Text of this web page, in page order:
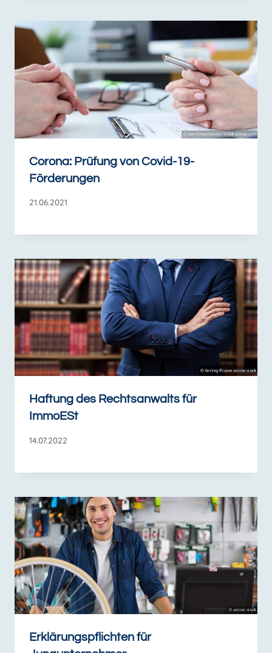
Corona: Prüfung von Covid-19-
Förderungen
21.06.2021
Haftung des Rechtsanwalts für
ImmoESt
14.07.2022
Erklärungspflichten für